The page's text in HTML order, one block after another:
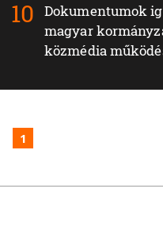
Dokumentumok
magyar
közmédia
1